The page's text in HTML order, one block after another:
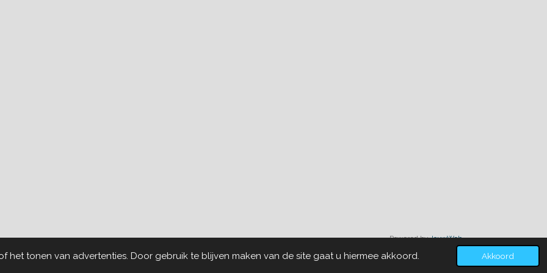
tonen van advertenties. Door gebruik te blijven maken van de site gaat u hiermee akkoord. Akkoord
Powered byJouwWeb